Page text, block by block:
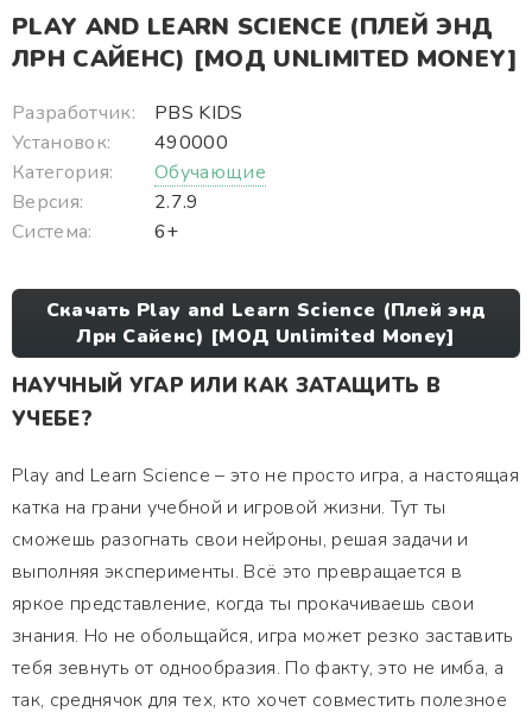
PLAY AND LEARN SCIENCE (ПЛЕЙ ЭНД
ЛРН САЙЕНС) [МОД UNLIMITED MONEY]
Разработчик:
PBS KIDS
Установок:
490000
Категория:
Обучающие
Версия:
2.7.9
Система:
6+
Скачать Play and Learn Science (Плей энд
Лрн Сайенс) [МОД Unlimited Money]
НАУЧНЫЙ УГАР ИЛИ КАК ЗАТАЩИТЬ В
УЧЕБЕ?
Play and Learn Science – это не просто игра, а настоящая
катка на грани учебной и игровой жизни. Тут ты
сможешь разогнать свои нейроны, решая задачи и
выполняя эксперименты. Всё это превращается в
яркое представление, когда ты прокачиваешь свои
знания. Но не обольщайся, игра может резко заставить
тебя зевнуть от однообразия. По факту, это не имба, а
так, среднячок для тех, кто хочет совместить полезное